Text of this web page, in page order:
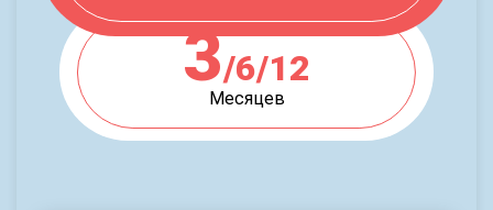
3/6/12
Месяцев